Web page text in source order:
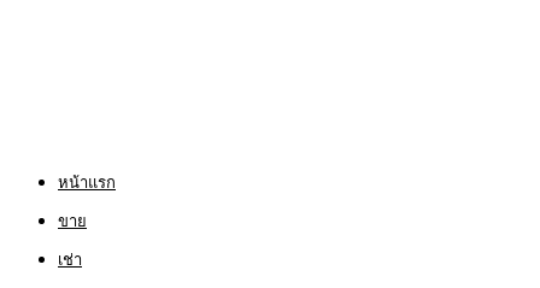
หน้าแรก
ขาย
เช่า